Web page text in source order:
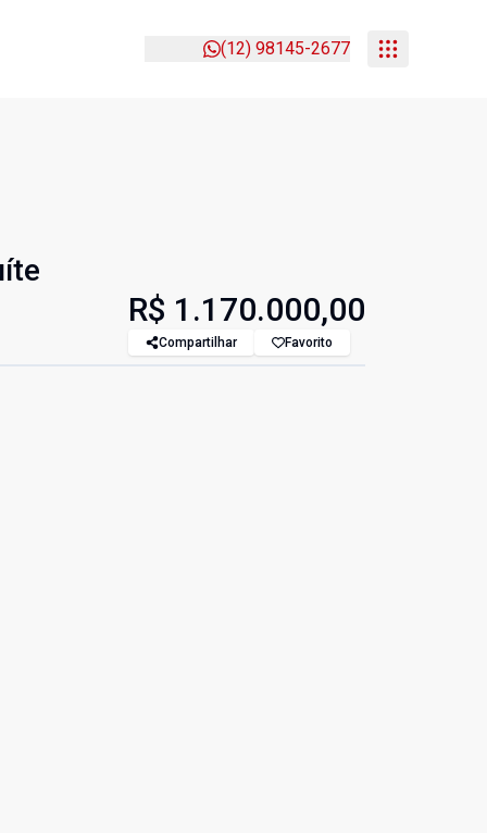
(12) 98145-2677
R$ 1.170.000,00
Compartilhar Favorito